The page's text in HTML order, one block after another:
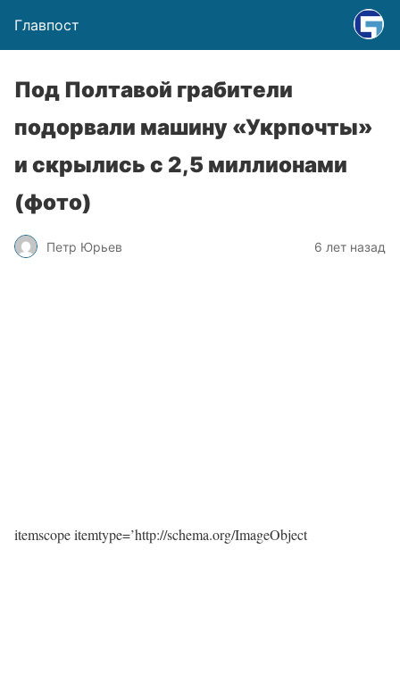
Главпост
Под Полтавой грабители
подорвали машину «Укрпочты»
и скрылись с 2,5 миллионами
(фото)
Петр Юрьев 6 лет назад
itemscope itemtype=’http://schema.org/ImageObject